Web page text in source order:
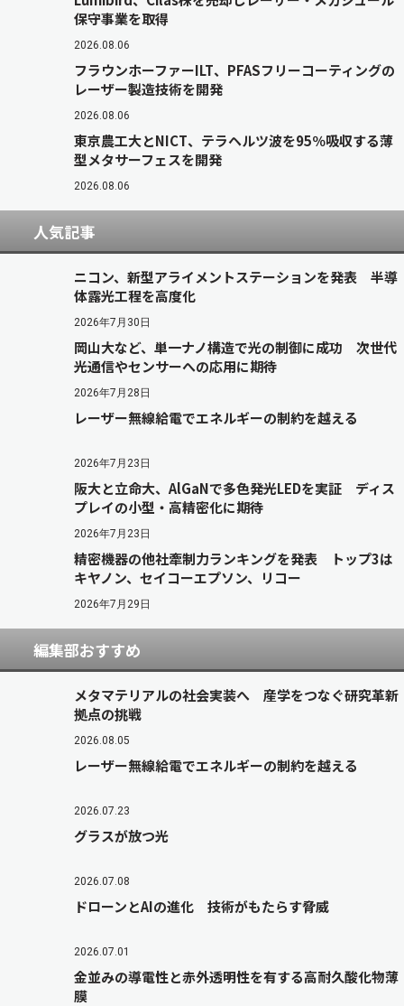
保守事業を取得
2026.08.06
フラウンホーファーILT、PFASフリーコーティングの
レーザー製造技術を開発
2026.08.06
東京農工大とNICT、テラヘルツ波を95％吸収する薄
型メタサーフェスを開発
2026.08.06
人気記事
ニコン、新型アライメントステーションを発表 半導
体露光工程を高度化
2026年7月30日
岡山大など、単一ナノ構造で光の制御に成功 次世代
光通信やセンサーへの応用に期待
2026年7月28日
レーザー無線給電でエネルギーの制約を越える
2026年7月23日
阪大と立命大、AlGaNで多色発光LEDを実証 ディス
プレイの小型・高精密化に期待
2026年7月23日
精密機器の他社牽制力ランキングを発表 トップ3は
キヤノン、セイコーエプソン、リコー
2026年7月29日
編集部おすすめ
メタマテリアルの社会実装へ 産学をつなぐ研究革新
拠点の挑戦
2026.08.05
レーザー無線給電でエネルギーの制約を越える
2026.07.23
グラスが放つ光
2026.07.08
ドローンとAIの進化 技術がもたらす脅威
2026.07.01
金並みの導電性と赤外透明性を有する高耐久酸化物薄
膜